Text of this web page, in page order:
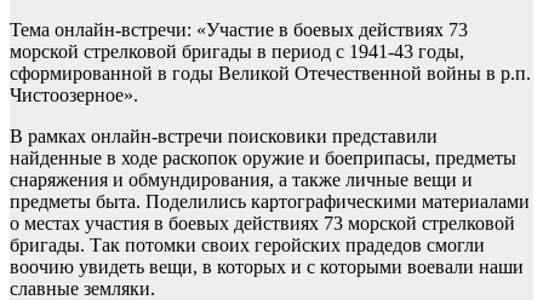
Тема онлайн-встречи: «Участие в боевых действиях 73
морской стрелковой бригады в период с 1941-43 годы,
сформированной в годы Великой Отечественной войны в р.п.
Чистоозерное».
В рамках онлайн-встречи поисковики представили
найденные в ходе раскопок оружие и боеприпасы, предметы
снаряжения и обмундирования, а также личные вещи и
предметы быта. Поделились картографическими материалами
о местах участия в боевых действиях 73 морской стрелковой
бригады. Так потомки своих геройских прадедов смогли
воочию увидеть вещи, в которых и с которыми воевали наши
славные земляки.